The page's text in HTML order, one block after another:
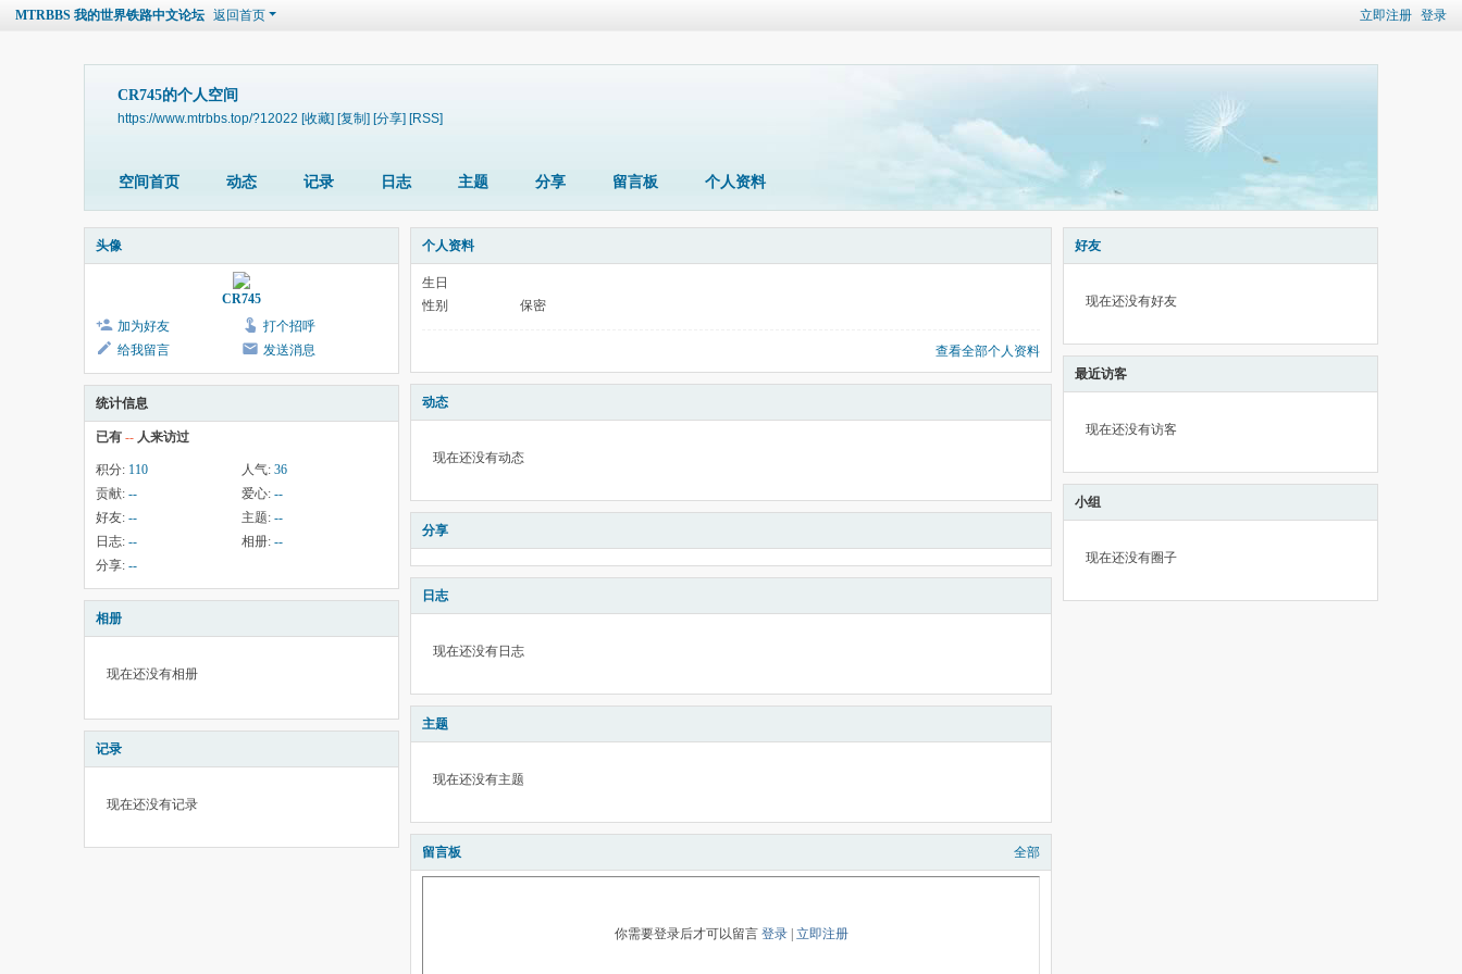
立即注册 登录
MTRBBS 我的世界铁路中文论坛 返回首页
CR745的个人空间
https://www.mtrbbs.top/?12022 [收藏] [复制] [分享] [RSS]
空间首页 动态 记录 日志 主题 分享 留言板 个人资料
头像
CR745
加为好友
打个招呼
给我留言
发送消息
统计信息
已有 -- 人来访过
积分: 110 人气: 36
贡献: -- 爱心: --
好友: -- 主题: --
日志: -- 相册: --
分享: --
相册
现在还没有相册
记录
现在还没有记录
个人资料
生日
性别
保密
查看全部个人资料
动态
现在还没有动态
分享
日志
现在还没有日志
主题
现在还没有主题
留言板 全部
你需要登录后才可以留言 登录| 立即注册
好友
现在还没有好友
最近访客
现在还没有访客
小组
现在还没有圈子